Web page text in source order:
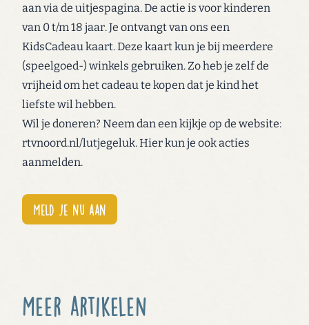
aan via de uitjespagina. De actie is voor kinderen
van 0 t/m 18 jaar. Je ontvangt van ons een
KidsCadeau kaart. Deze kaart kun je bij meerdere
(speelgoed-) winkels gebruiken. Zo heb je zelf de
vrijheid om het cadeau te kopen dat je kind het
liefste wil hebben.
Wil je doneren? Neem dan een kijkje op de website:
rtvnoord.nl/lutjegeluk. Hier kun je ook acties
aanmelden.
Meld je nu aan
Meer artikelen